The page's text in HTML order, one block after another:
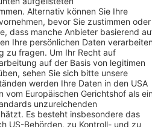
Langen
2026 - Das Ticket berechtigt zum
Bad. Kein Wiedereintritt möglich.